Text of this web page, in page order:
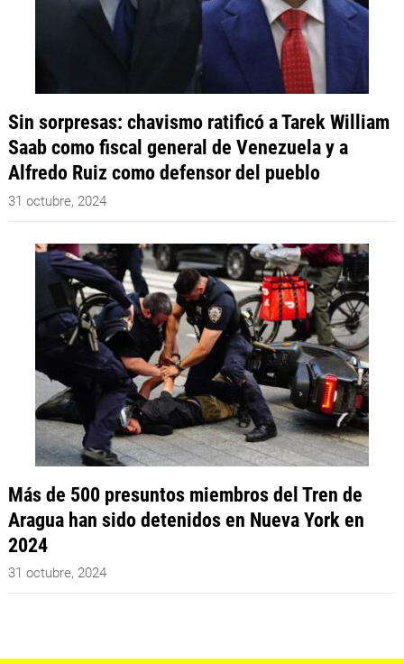
Sin sorpresas: chavismo ratificó a Tarek William
Saab como fiscal general de Venezuela y a
Alfredo Ruiz como defensor del pueblo
31 octubre, 2024
Más de 500 presuntos miembros del Tren de
Aragua han sido detenidos en Nueva York en
2024
31 octubre, 2024